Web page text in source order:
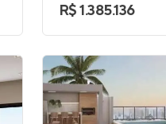
R$ 1.385.136